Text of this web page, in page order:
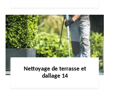
Nettoyage de terrasse et
dallage 14